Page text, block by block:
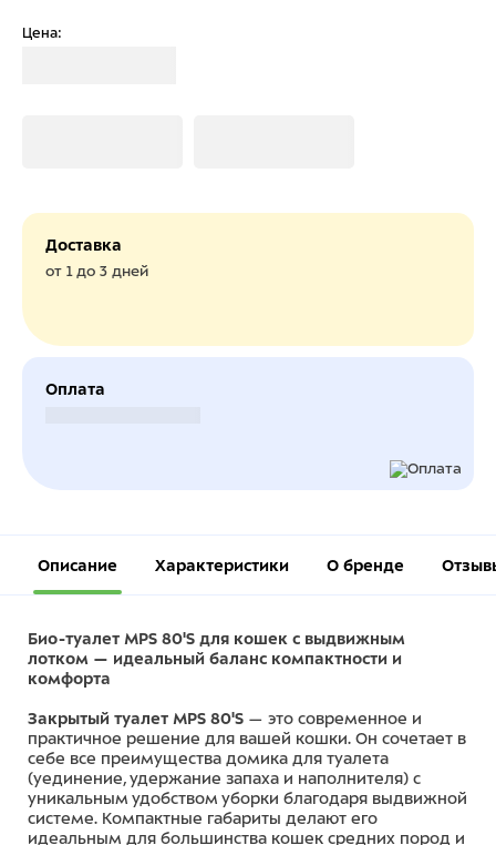
Цена:
Доставка
от 1 до 3 дней
Оплата
Описание Характеристики О бренде
Био-туалет MPS 80'S для кошек с выдвижным
лотком — идеальный баланс компактности и
комфорта
Закрытый туалет MPS 80'S — это современное и
практичное решение для вашей кошки. Он сочетает в
себе все преимущества домика для туалета
(уединение, удержание запаха и наполнителя) с
уникальным удобством уборки благодаря выдвижной
системе. Компактные габариты делают его
идеальным для большинства кошек средних пород и